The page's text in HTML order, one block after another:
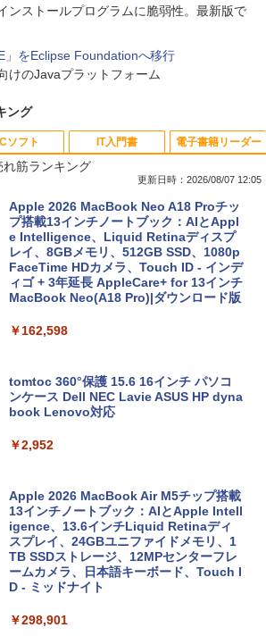
ンストールプログラムに脆弱性。最新版で
」をEclipse Foundationへ移行
けのJavaプラットフォーム
ング
筋ランキング
更新日時：2026/08/07 12:05
Apple 2026 MacBook Neo A18 Proチッ
プ搭載13インチノートブック：AIとAppl
e Intelligence、Liquid Retinaディスプ
レイ、8GBメモリ、512GB SSD、1080p
FaceTime HDカメラ、Touch ID - インデ
ィゴ + 3年延長 AppleCare+ for 13インチ
MacBook Neo(A18 Pro)|ダウンロード版
￥162,598
tomtoc 360°保護 15.6 16インチ パソコ
ンケース Dell NEC Lavie ASUS HP dyna
book Lenovo対応
￥2,952
Apple 2026 MacBook Air M5チップ搭載
13インチノートブック：AIとApple Intell
igence、13.6インチLiquid Retinaディ
スプレイ、24GBユニファイドメモリ、1
TB SSDストレージ、12MPセンターフレ
ームカメラ、日本語キーボード、Touch I
D - ミッドナイト
￥298,901
ソフト IT入門書 電子書籍リーダー